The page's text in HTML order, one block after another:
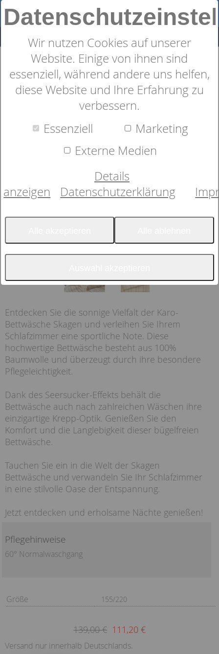
Wir nutzen Cookies auf unserer
Website. Einige von ihnen sind
essenziell, während andere uns helfen,
diese Website und Ihre Erfahrung zu
verbessern.
Essenziell
Marketing
Externe Medien
Details
anzeigen
Datenschutzerklärung
Bettwäsche von elegante.
SOmmerlich frisch in der Farbe
Entdecken Sie die sonnige Vielfalt der Karo-
Bettwäsche Skagen und verleihen Sie Ihrem
Schlafzimmer eine sportliche Note. Diese
hochwertige Bettwäsche besteht aus 100%
Baumwolle und überzeugt durch ihre besondere
Pflegeleichtigkeit.
Dank des Seersucker-Effekts behält die
Bettwäsche auch nach zahlreichen Wäschen ihre
einzigartige Krepp-Optik. Genießen Sie den
Komfort und die Langlebigkeit dieser bügelfreien
Bettwäsche.
Tauchen Sie ein in die Welt der Skagen
Bettwäsche und verwandeln Sie Ihr Schlafzimmer
in eine stilvolle Oase der Entspannung.
Jetzt entdecken und erholsame Nächte genießen!
Pflegehinweise
60° Normalwaschgang
Größe 155/220
139,00 € 111,20 €
Versand nur innerhalb Deutschlands.